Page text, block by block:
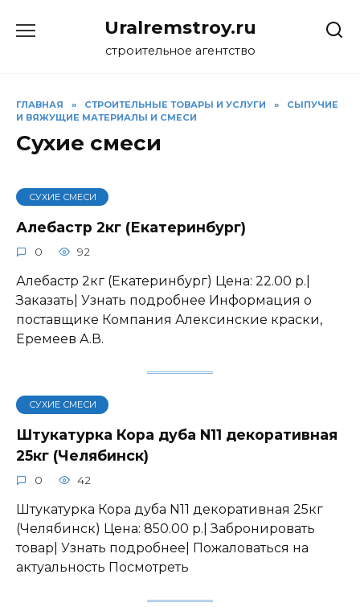
Uralremstroy.ru
строительное агентство
ГЛАВНАЯ » CТРОИТЕЛЬНЫЕ ТОВАРЫ И УСЛУГИ »
СЫПУЧИЕ
И ВЯЖУЩИЕ МАТЕРИАЛЫ И СМЕСИ
Сухие смеси
СУХИЕ СМЕСИ
Алебастр 2кг (Екатеринбург)
0 92
Алебастр 2кг (Екатеринбург) Цена: 22.00 р.|
Заказать| Узнать подробнее Информация о
поставщике Компания Алексинские краски,
Еремеев А.В.
СУХИЕ СМЕСИ
Штукатурка Кора дуба N11 декоративная
25кг (Челябинск)
0 42
Штукатурка Кора дуба N11 декоративная 25кг
(Челябинск) Цена: 850.00 р.| Забронировать
товар| Узнать подробнее| Пожаловаться на
актуальность Посмотреть